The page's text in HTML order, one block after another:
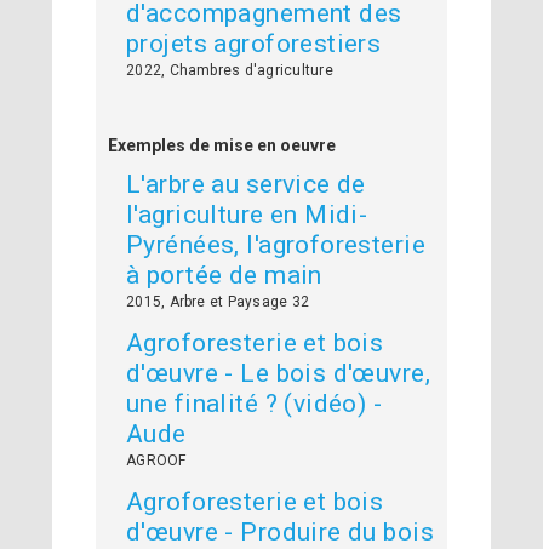
d'accompagnement des
projets agroforestiers
2022, Chambres d'agriculture
Exemples de mise en oeuvre
L'arbre au service de
l'agriculture en Midi-
Pyrénées, l'agroforesterie
à portée de main
2015, Arbre et Paysage 32
Agroforesterie et bois
d'œuvre - Le bois d'œuvre,
une finalité ? (vidéo) -
Aude
AGROOF
Agroforesterie et bois
d'œuvre - Produire du bois